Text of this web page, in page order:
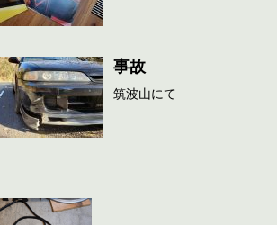
事故
筑波山にて